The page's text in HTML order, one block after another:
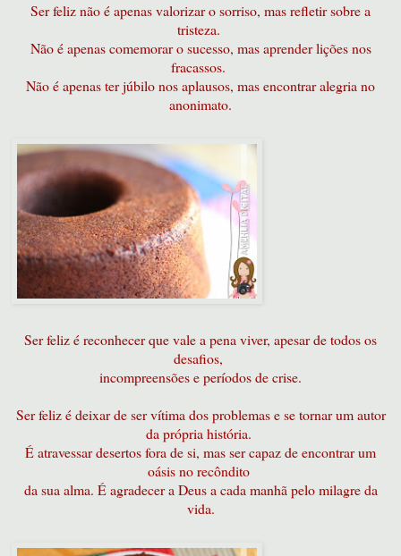
Ser feliz não é apenas valorizar o sorriso, mas refletir sobre a
tristeza.
Não é apenas comemorar o sucesso, mas aprender lições nos
fracassos.
Não é apenas ter júbilo nos aplausos, mas encontrar alegria no
anonimato.
Ser feliz é reconhecer que vale a pena viver, apesar de todos os
desafios,
incompreensões e períodos de crise.
Ser feliz é deixar de ser vítima dos problemas e se tornar um autor
da própria história.
É atravessar desertos fora de si, mas ser capaz de encontrar um
oásis no recôndito
da sua alma. É agradecer a Deus a cada manhã pelo milagre da
vida.